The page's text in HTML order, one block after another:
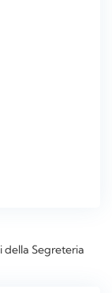
della Segreteria